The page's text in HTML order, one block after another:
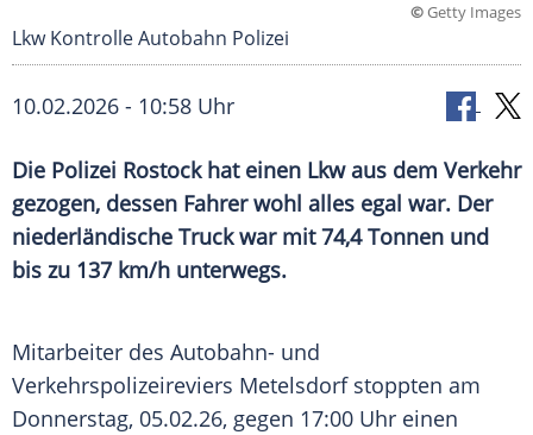
©Getty Images
Lkw Kontrolle Autobahn Polizei
10.02.2026 - 10:58 Uhr
Die Polizei Rostock hat einen Lkw aus dem Verkehr
gezogen, dessen Fahrer wohl alles egal war. Der
niederländische Truck war mit 74,4 Tonnen und
bis zu 137 km/h unterwegs.
Mitarbeiter des Autobahn- und
Verkehrspolizeireviers Metelsdorf stoppten am
Donnerstag, 05.02.26, gegen 17:00 Uhr einen